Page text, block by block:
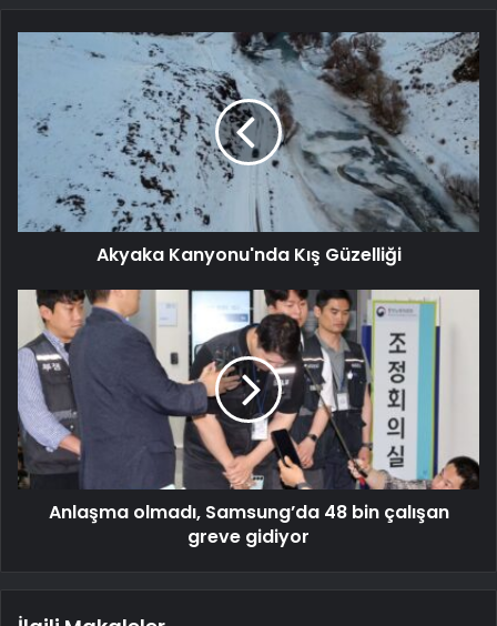
Akyaka Kanyonu'nda Kış Güzelliği
Anlaşma olmadı, Samsung’da 48 bin çalışan
greve gidiyor